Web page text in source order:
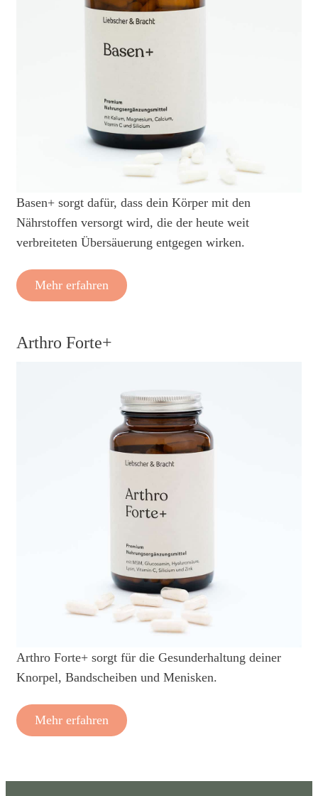
Basen+ sorgt dafür, dass dein Körper mit den
Nährstoffen versorgt wird, die der heute weit
verbreiteten Übersäuerung entgegen wirken.
Mehr erfahren
Arthro Forte+
Arthro Forte+ sorgt für die Gesunderhaltung deiner
Knorpel, Bandscheiben und Menisken.
Mehr erfahren